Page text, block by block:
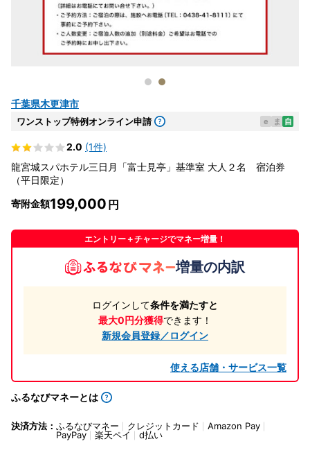
千葉県木更津市
ワンストップ特例オンライン申請 e ま 自
2.0 (1件)
龍宮城スパホテル三日月「富士見亭」基準室 大人２名 宿泊券
（平日限定）
寄附金額199,000
エントリー＋チャージでマネー増量！
増量の内訳
ログインして条件を満たすと
最大0円分獲得できます！
新規会員登録／ログイン
使える店舗・サービス一覧
ふるなびマネーとは
決済方法： ふるなびマネー クレジットカード
Amazon Pay
PayPay
楽天ペイ d払い